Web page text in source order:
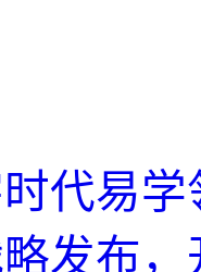
代易
发布